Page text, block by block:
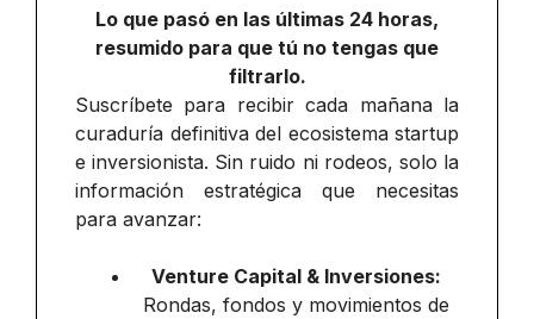
Lo que pasó en las últimas 24 horas,
resumido para que tú no tengas que
filtrarlo.
Suscríbete para recibir cada mañana la
curaduría definitiva del ecosistema startup
e inversionista. Sin ruido ni rodeos, solo la
información estratégica que necesitas
para avanzar:
Venture Capital & Inversiones:
Rondas, fondos y movimientos de